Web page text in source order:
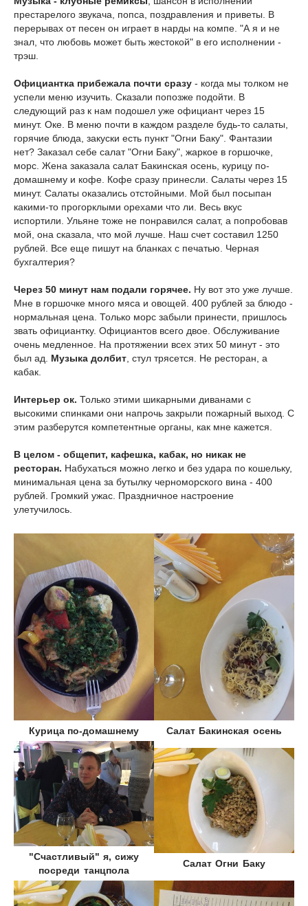
престарелого звукача, попса, поздравления и приветы. В
перерывах от песен он играет в нарды на компе. "А я и не
знал, что любовь может быть жестокой" в его исполнении -
трэш.
Официантка прибежала почти сразу - когда мы толком не
успели меню изучить. Сказали попозже подойти. В
следующий раз к нам подошел уже официант через 15
минут. Оке. В меню почти в каждом разделе будь-то салаты,
горячие блюда, закуски есть пункт "Огни Баку". Фантазии
нет? Заказал себе салат "Огни Баку", жаркое в горшочке,
морс. Жена заказала салат Бакинская осень, курицу по-
домашнему и кофе. Кофе сразу принесли. Салаты через 15
минут. Салаты оказались отстойными. Мой был посыпан
какими-то прогорклыми орехами что ли. Весь вкус
испортили. Ульяне тоже не понравился салат, а попробовав
мой, она сказала, что мой лучше. Наш счет составил 1250
рублей. Все еще пишут на бланках с печатью. Черная
бухгалтерия?
Через 50 минут нам подали горячее. Ну вот это уже лучше.
Мне в горшочке много мяса и овощей. 400 рублей за блюдо -
нормальная цена. Только морс забыли принести, пришлось
звать официантку. Официантов всего двое. Обслуживание
очень медленное. На протяжении всех этих 50 минут - это
был ад. Музыка долбит , стул трясется. Не ресторан, а
кабак.
Интерьер ок. Только этими шикарными диванами с
высокими спинками они напрочь закрыли пожарный выход. С
этим разберутся компетентные органы, как мне кажется.
В целом - общепит, кафешка, кабак, но никак не
ресторан. Набухаться можно легко и без удара по кошельку,
минимальная цена за бутылку черноморского вина - 400
рублей. Громкий ужас. Праздничное настроение
улетучилось.
Курица по-домашнему Салат Бакинская осень
"Счастливый" я, сижу
посреди танцпола
Салат Огни Баку